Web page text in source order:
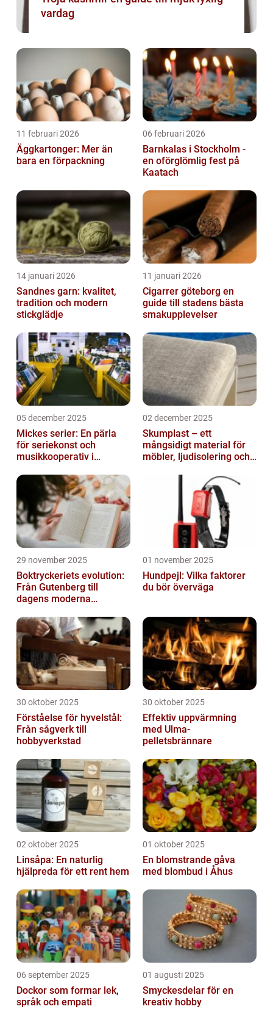
vardag
11 februari 2026
Äggkartonger: Mer än
bara en förpackning
06 februari 2026
Barnkalas i Stockholm -
en oförglömlig fest på
Kaatach
14 januari 2026
Sandnes garn: kvalitet,
tradition och modern
stickglädje
11 januari 2026
Cigarrer göteborg en
guide till stadens bästa
smakupplevelser
05 december 2025
Mickes serier: En pärla
för seriekonst och
musikkooperativ i
02 december 2025
Skumplast – ett
mångsidigt material för
möbler, ljudisolering och
29 november 2025
Boktryckeriets evolution:
Från Gutenberg till
dagens moderna
01 november 2025
Hundpejl: Vilka faktorer
du bör överväga
30 oktober 2025
Förståelse för hyvelstål:
Från sågverk till
hobbyverkstad
30 oktober 2025
Effektiv uppvärmning
med Ulma-
pelletsbrännare
02 oktober 2025
Linsåpa: En naturlig
hjälpreda för ett rent hem
01 oktober 2025
En blomstrande gåva
med blombud i Åhus
06 september 2025
Dockor som formar lek,
språk och empati
01 augusti 2025
Smyckesdelar för en
kreativ hobby